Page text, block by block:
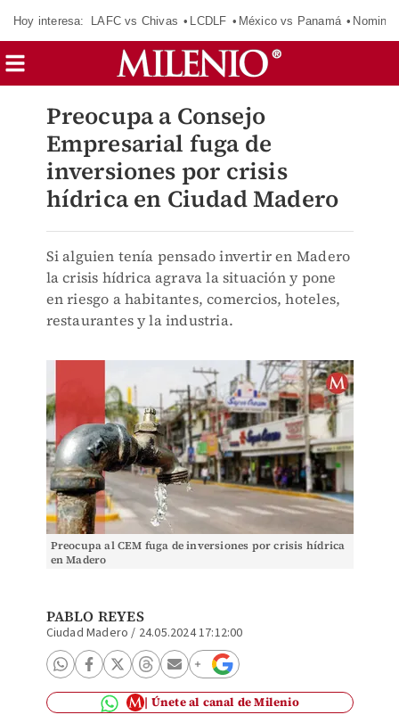
Hoy interesa: LAFC vs Chivas LCDLF México vs Panamá
Preocupa a Consejo
Empresarial fuga de
inversiones por crisis
hídrica en Ciudad Madero
Si alguien tenía pensado invertir en Madero
la crisis hídrica agrava la situación y pone
en riesgo a habitantes, comercios, hoteles,
restaurantes y la industria.
Preocupa al CEM fuga de inversiones por crisis hídrica
en Madero
PABLO REYES
Ciudad Madero / 24.05.2024 17:12:00
Únete al canal de Milenio